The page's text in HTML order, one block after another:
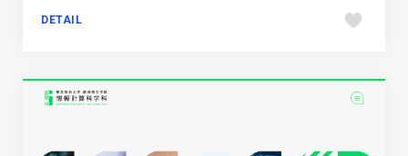
DETAIL